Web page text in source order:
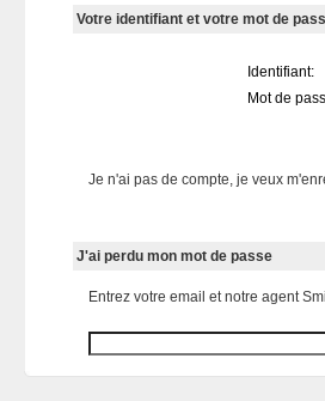
Votre identifiant et votre mot de
Identifiant:
Mot de
Je n'ai pas de compte, je veux
J'ai perdu mon mot de passe
Entrez votre email et notre agent